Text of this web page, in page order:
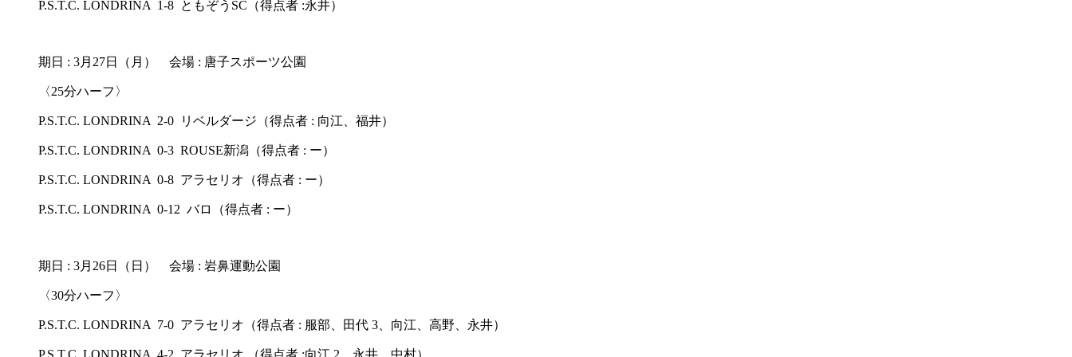
P.S.T.C. LONDRINA 1-8 ともぞうSC（得点者 :永井）
期日 : 3月27日（月） 会場 : 唐子スポーツ公園
〈25分ハーフ〉
P.S.T.C. LONDRINA 2-0 リベルダージ（得点者 : 向江、福井）
P.S.T.C. LONDRINA 0-3 ROUSE新潟（得点者 : ー）
P.S.T.C. LONDRINA 0-8 アラセリオ（得点者 : ー）
P.S.T.C. LONDRINA 0-12 バロ（得点者 : ー）
期日 : 3月26日（日） 会場 : 岩鼻運動公園
〈30分ハーフ〉
P.S.T.C. LONDRINA 7-0 アラセリオ（得点者 : 服部、田代 3、向江、高野、永井）
P.S.T.C. LONDRINA 4-2 アラセリオ （得点者 :向江 2、永井、中村）